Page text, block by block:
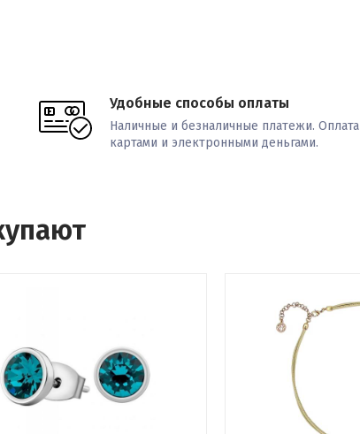
Удобные способы оплаты
Наличные и безналичные платежи. Оплата
картами и электронными деньгами.